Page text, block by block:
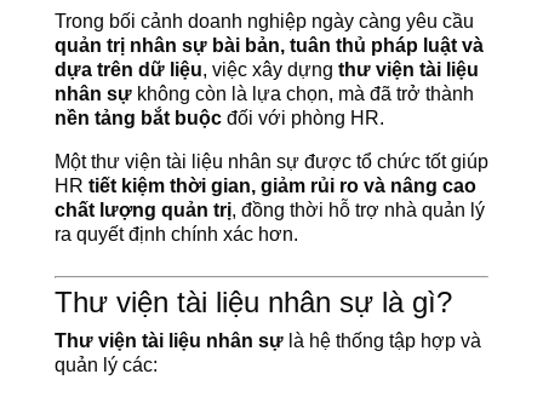
Trong bối cảnh doanh nghiệp ngày càng yêu cầu
quản trị nhân sự bài bản, tuân thủ pháp luật và
dựa trên dữ liệu, việc xây dựng thư viện tài liệu
nhân sựkhông còn là lựa chọn, mà đã trở thành
nền tảng bắt buộcđối với phòng HR.
Một thư viện tài liệu nhân sự được tổ chức tốt giúp
HR tiết kiệm thời gian, giảm rủi ro và nâng cao
chất lượng quản trị, đồng thời hỗ trợ nhà quản lý
ra quyết định chính xác hơn.
Thư viện tài liệu nhân sự là gì?
Thư viện tài liệu nhân sựlà hệ thống tập hợp và
quản lý các: